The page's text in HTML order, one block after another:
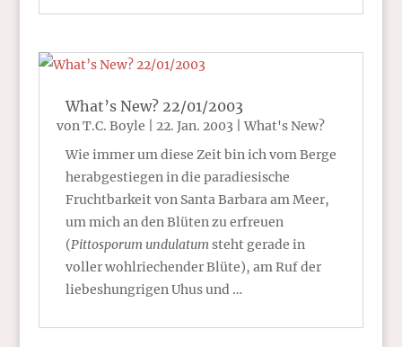
What’s New? 22/01/2003
vonT.C. Boyle 22. Jan. 2003 |What's New?
Wie immer um diese Zeit bin ich vom Berge
herabgestiegen in die paradiesische
Fruchtbarkeit von Santa Barbara am Meer,
um mich an den Blüten zu erfreuen
(Pittosporum undulatum steht gerade in
voller wohlriechender Blüte), am Ruf der
liebeshungrigen Uhus und …